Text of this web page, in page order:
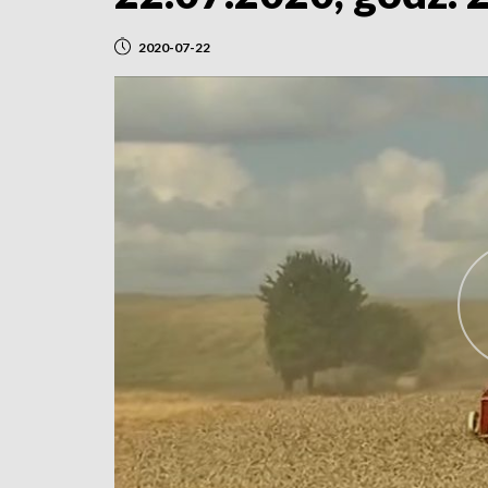
2020-07-22